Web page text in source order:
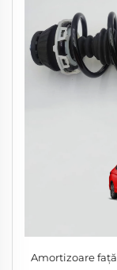
Amortizoare